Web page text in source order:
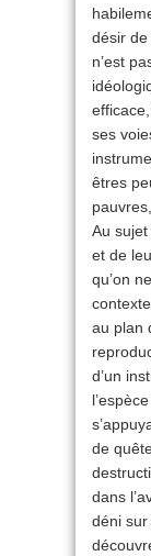
désir
n’est
ses
êtres
Au sujet
et de
qu’on
au plan
d’un
de
dans
déni